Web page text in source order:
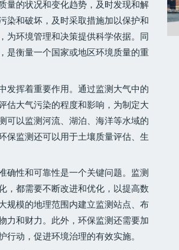
量的状况和变化趋势，及时发现和解
染和破坏，及时采取措施加以保护和
为环境管理和决策提供科学依据。同
是衡量一个国家或地区环境质量的重
发挥着重要作用。通过监测大气中的
估大气污染的程度和影响，为制定大
可以监测河流、湖泊、海洋等水域的
保监测还可以用于土壤质量评估、生
确性和可靠性是一个关键问题。监测
，都需要不断改进和优化，以提高数
规模的地理范围内建立监测站点、布
力和财力。此外，环保监测还需要加
动，促进环境治理的有效实施。